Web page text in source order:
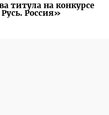
титула на конкурсе
Россия»